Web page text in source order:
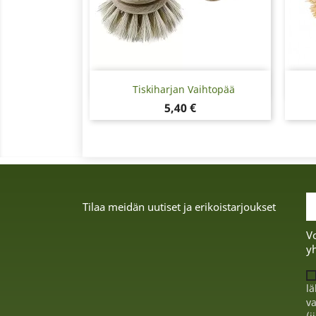
Tiskiharjan Vaihtopää
Hinta
5,40 €
Pikakatselu
Tilaa meidän uutiset ja erikoistarjoukset